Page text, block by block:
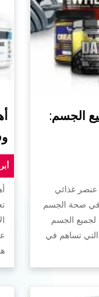
الجسم:
عنصر غذائي
في صحة الجسم
لجميع الجسم
التي تساهم في
أبريل